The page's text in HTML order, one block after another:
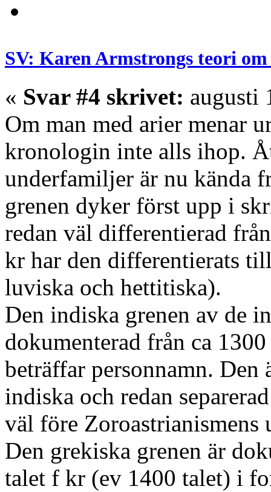
SV: Karen Armstrongs teori
« Svar #4 skrivet: augusti
Om man med arier menar
kronologin inte alls ihop.
underfamiljer är nu kända
grenen dyker först upp i
redan väl differentierad
kr har den differentierats
luviska och hettitiska).
Den indiska grenen av de
dokumenterad från ca
beträffar personnamn. Den
indiska och redan
väl före Zoroastrianismens
Den grekiska grenen är
talet f kr (ev 1400 talet) i